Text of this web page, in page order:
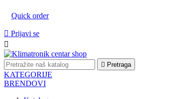
Quick order
 Prijavi se

 Pretraga
KATEGORIJE
BRENDOVI